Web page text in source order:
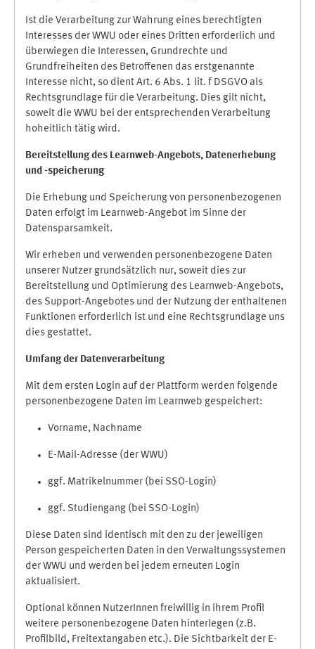
Ist die Verarbeitung zur Wahrung eines berechtigten
Interesses der WWU oder eines Dritten erforderlich und
überwiegen die Interessen, Grundrechte und
Grundfreiheiten des Betroffenen das erstgenannte
Interesse nicht, so dient Art. 6 Abs. 1 lit. f DSGVO als
Rechtsgrundlage für die Verarbeitung. Dies gilt nicht,
soweit die WWU bei der entsprechenden Verarbeitung
hoheitlich tätig wird.
Bereitstellung des Learnweb-Angebots, Datenerhebung
und -speicherung
Die Erhebung und Speicherung von personenbezogenen
Daten erfolgt im Learnweb-Angebot im Sinne der
Datensparsamkeit.
Wir erheben und verwenden personenbezogene Daten
unserer Nutzer grundsätzlich nur, soweit dies zur
Bereitstellung und Optimierung des Learnweb-Angebots,
des Support-Angebotes und der Nutzung der enthaltenen
Funktionen erforderlich ist und eine Rechtsgrundlage uns
dies gestattet.
Umfang der Datenverarbeitung
Mit dem ersten Login auf der Plattform werden folgende
personenbezogene Daten im Learnweb gespeichert:
Vorname, Nachname
E-Mail-Adresse (der WWU)
ggf. Matrikelnummer (bei SSO-Login)
ggf. Studiengang (bei SSO-Login)
Diese Daten sind identisch mit den zu der jeweiligen
Person gespeicherten Daten in den Verwaltungssystemen
der WWU und werden bei jedem erneuten Login
aktualisiert.
Optional können NutzerInnen freiwillig in ihrem Profil
weitere personenbezogene Daten hinterlegen (z.B.
Profilbild, Freitextangaben etc.). Die Sichtbarkeit der E-